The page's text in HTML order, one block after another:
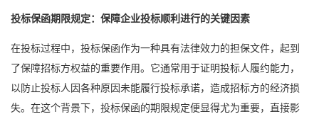
投标保函期限规定：保障企业投标顺利进行的关键因素
在投标过程中， 投标保函作为一种具有法律效力的担保文件，起到
了保障招标方权益的重要作用。它通常用于证明投标人履约能力，
以防止投标人因各种原因未能履行投标承诺，造成招标方的经济损
失。在这个背景下， 投标保函的期限规定便显得尤为重要，直接影